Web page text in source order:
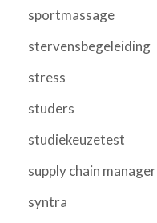
sportmassage
stervensbegeleiding
stress
studers
studiekeuzetest
supply chain manager
syntra